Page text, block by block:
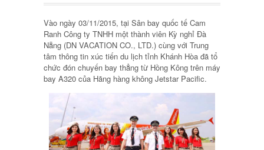
Vào ngày 03/11/2015, tại Sân bay quốc tế Cam
Ranh Công ty TNHH một thành viên Kỳ nghỉ Đà
Nẵng (DN VACATION CO., LTD.) cùng với Trung
tâm thông tin xúc tiến du lịch tỉnh Khánh Hòa đã tổ
chức đón chuyến bay thẳng từ Hồng Kông trên máy
bay A320 của Hãng hàng không Jetstar Pacific.